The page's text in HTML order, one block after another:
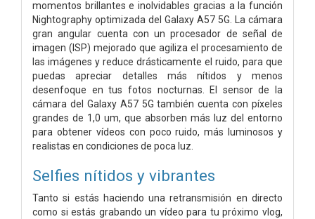
momentos brillantes e inolvidables gracias a la función
Nightography optimizada del Galaxy A57 5G. La cámara
gran angular cuenta con un procesador de señal de
imagen (ISP) mejorado que agiliza el procesamiento de
las imágenes y reduce drásticamente el ruido, para que
puedas apreciar detalles más nítidos y menos
desenfoque en tus fotos nocturnas. El sensor de la
cámara del Galaxy A57 5G también cuenta con píxeles
grandes de 1,0 um, que absorben más luz del entorno
para obtener vídeos con poco ruido, más luminosos y
realistas en condiciones de poca luz.
Selfies nítidos y vibrantes
Tanto si estás haciendo una retransmisión en directo
como si estás grabando un vídeo para tu próximo vlog,